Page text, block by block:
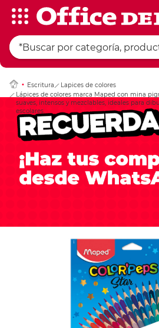
Escritura
Lapices de colores
Lápices de colores marca Maped con mina
suaves, intensos y mezclables, ideales para
escolares.